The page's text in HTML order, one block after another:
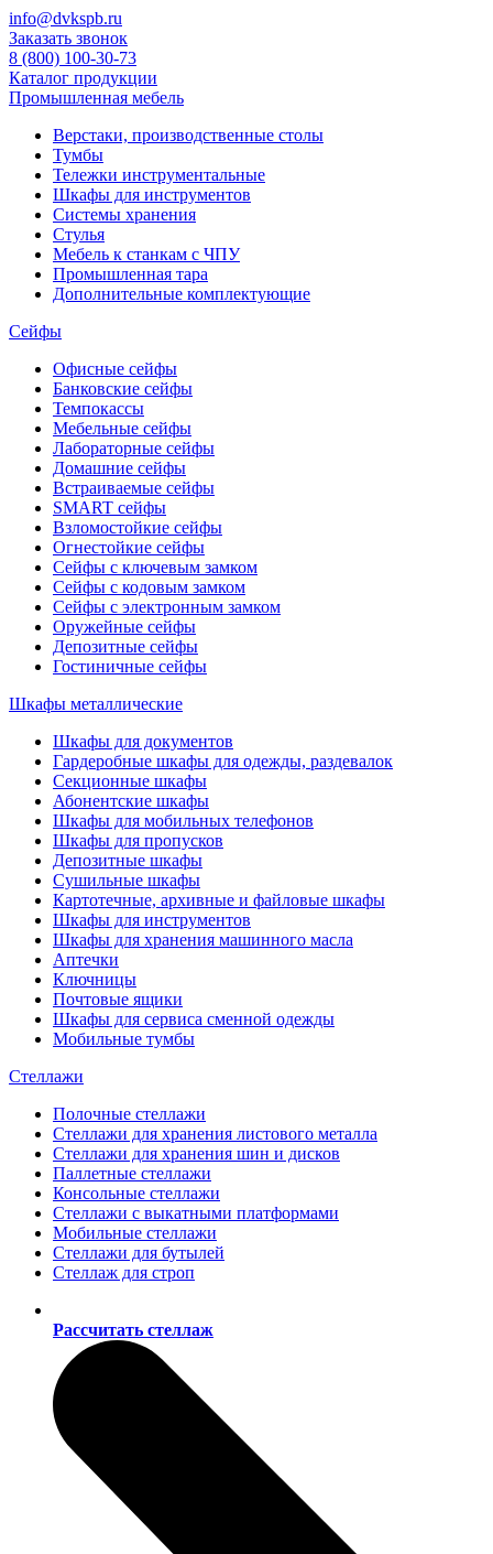
info@dvkspb.ru
Заказать звонок
8 (800) 100-30-73
Каталог продукции
Промышленная мебель
Верстаки, производственные столы
Тумбы
Тележки инструментальные
Шкафы для инструментов
Системы хранения
Стулья
Мебель к станкам с ЧПУ
Промышленная тара
Дополнительные комплектующие
Сейфы
Офисные сейфы
Банковские сейфы
Темпокассы
Мебельные сейфы
Лабораторные сейфы
Домашние сейфы
Встраиваемые сейфы
SMART сейфы
Взломостойкие сейфы
Огнестойкие сейфы
Сейфы с ключевым замком
Сейфы с кодовым замком
Сейфы с электронным замком
Оружейные сейфы
Депозитные сейфы
Гостиничные сейфы
Шкафы металлические
Шкафы для документов
Гардеробные шкафы для одежды, раздевалок
Секционные шкафы
Абонентские шкафы
Шкафы для мобильных телефонов
Шкафы для пропусков
Депозитные шкафы
Сушильные шкафы
Картотечные, архивные и файловые шкафы
Шкафы для инструментов
Шкафы для хранения машинного масла
Аптечки
Ключницы
Почтовые ящики
Шкафы для сервиса сменной одежды
Мобильные тумбы
Стеллажи
Полочные стеллажи
Стеллажи для хранения листового металла
Стеллажи для хранения шин и дисков
Паллетные стеллажи
Консольные стеллажи
Стеллажи с выкатными платформами
Мобильные стеллажи
Стеллажи для бутылей
Стеллаж для строп
Рассчитать стеллаж